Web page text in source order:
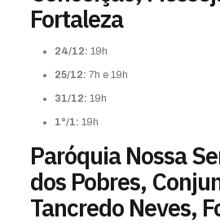
Fortaleza
24/12: 19h
25/12: 7h e 19h
31/12: 19h
1°/1: 19h
Paróquia Nossa
dos Pobres,
Tancredo Neves,